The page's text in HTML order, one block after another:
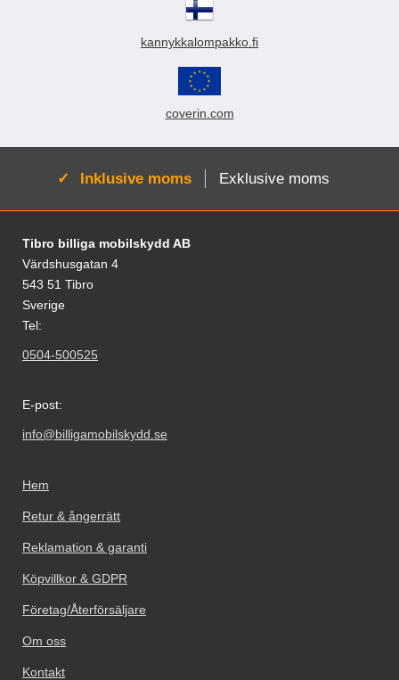
kannykkalompakko.fi
coverin.com
Aktiv:
Inklusive moms Exklusive moms
Sidfot Blandad info och länkar
Tibro billiga mobilskydd AB
Värdshusgatan 4
543 51 Tibro
Sverige
Tel:
0504-500525
E-post:
info@billigamobilskydd.se
Hem
Retur & ångerrätt
Reklamation & garanti
Köpvillkor & GDPR
Företag/Återförsäljare
Om oss
Kontakt